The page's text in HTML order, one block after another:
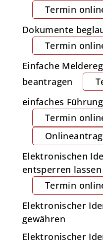
Termin
Dokumente
Termin
Einfache
beantragen
einfaches
Termin
Onlineantrag
Elektronischen
entsperren lassen
Termin
Elektronischer
gewähren
Elektronischer